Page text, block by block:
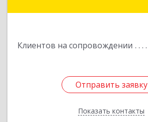
Клиентов на сопровождении
Отправить заявку
Показать контакты
Отправить заявку
Назад